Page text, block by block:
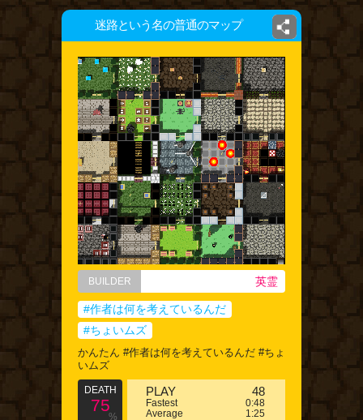
迷路という名の普通のマップ
BUILDER 英霊
#作者は何を考えているんだ
#ちょいムズ
かんたん #作者は何を考えているんだ #ちょ
いムズ
DEATH
75
%
PLAY 48
Fastest
0:48
Average
1:25